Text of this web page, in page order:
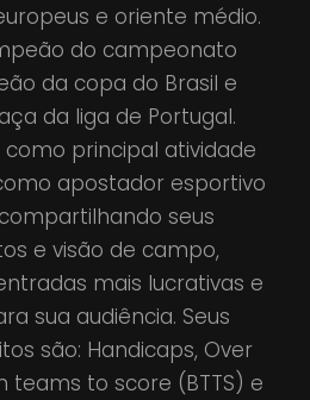
e oriente médio.
do campeonato
da copa do Brasil e
da liga de Portugal.
principal atividade
apostador esportivo
seus
e visão de campo,
mais lucrativas e
sua audiência. Seus
são: Handicaps, Over
teams to score (BTTS) e